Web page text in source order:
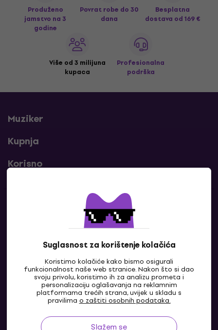
Suglasnost za korištenje kolačića
Koristimo kolačiće kako bismo osigurali
funkcionalnost naše web stranice. Nakon što si dao
svoju privolu, koristimo ih za analizu prometa i
personalizaciju oglašavanja na reklamnim
platformama trećih strana, uvijek u skladu s
pravilima o zaštiti osobnih podataka.
Slažem se
Produženo
jamstvo na 3
godine
Povrat robe do 30
dana
Besplatna
dostava od 169 €
Više od 3 milijuna
kupaca
Profesionalna
podrška
Muziker
Kupnja
Korisno
Kontakti
Javi nam se
HR